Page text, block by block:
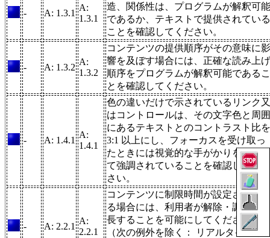
- A: 1.3.1
A:
1.3.1
造、関係性は、プログラムが解釈可能
であるか、テキストで提供されている
ことを確認してください。
- A: 1.3.2
A:
1.3.2
コンテンツの提供順序がその意味に影
響を及ぼす場合には、正確な読み上げ
順序をプログラムが解釈可能であるこ
とを確認してください。
- A: 1.4.1
A:
1.4.1
色の違いだけで示されているリンク又
はコントロールは、その文字色と周囲
にあるテキストとのコントラスト比を
3:1 以上にし、フォーカスを受け取っ
たときには視覚的な手がかりを補足し
て強調されていることを確認してくだ
さい。
- A: 2.2.1
A:
2.2.1
コンテンツに制限時間が設定されてい
る場合には、利用者が解除・調整・延
長することを可能にしてください。
（次の例外を除く： リアルタイム，